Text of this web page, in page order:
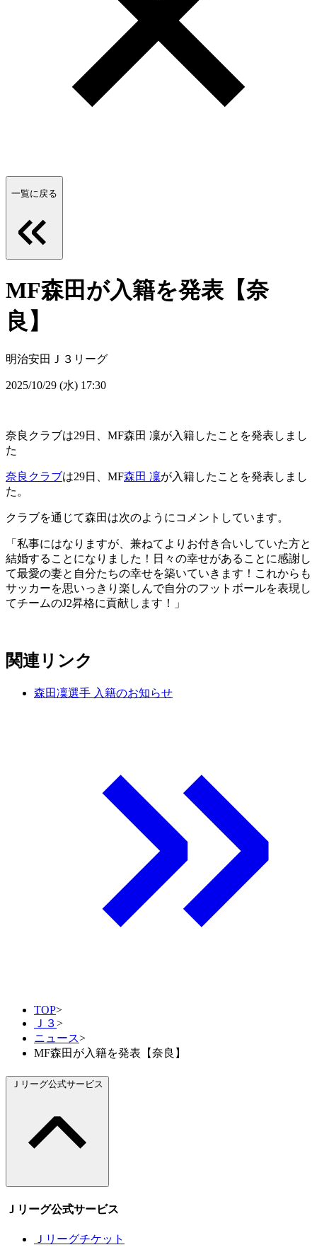
一覧に戻る
MF森田が入籍を発表【奈
良】
明治安田Ｊ３リーグ
2025/10/29 (水) 17:30
奈良クラブは29日、MF森田 凜が入籍したことを発表しまし
た
奈良クラブは29日、MF森田 凜が入籍したことを発表しまし
た。
クラブを通じて森田は次のようにコメントしています。
「私事にはなりますが、兼ねてよりお付き合いしていた方と
結婚することになりました！日々の幸せがあることに感謝し
て最愛の妻と自分たちの幸せを築いていきます！これからも
サッカーを思いっきり楽しんで自分のフットボールを表現し
てチームのJ2昇格に貢献します！」
関連リンク
森田凜選手 入籍のお知らせ
TOP>
Ｊ３>
ニュース>
MF森田が入籍を発表【奈良】
Ｊリーグ公式サービス
Ｊリーグ公式サービス
Ｊリーグチケット